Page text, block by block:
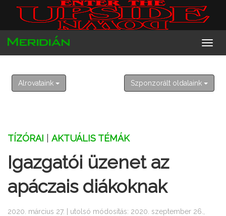
2026. augusztus 7. péntek
Ibolya
Alrovataink Szponzorált oldalaink
TÍZÓRAI AKTUÁLIS TÉMÁK
Igazgatói üzenet az
apáczais diákoknak
2020. március 27. | utolsó módosítás: 2020. szeptember 26.,